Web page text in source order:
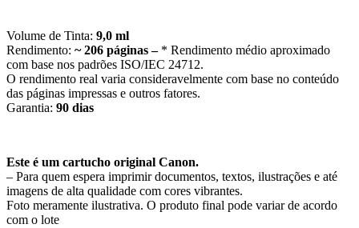
Volume de Tinta: 9,0 ml
Rendimento: ~ 206 páginas – * Rendimento médio aproximado
com base nos padrões ISO/IEC 24712.
O rendimento real varia consideravelmente com base no conteúdo
das páginas impressas e outros fatores.
Garantia: 90 dias
Este é um cartucho original Canon.
– Para quem espera imprimir documentos, textos, ilustrações e até
imagens de alta qualidade com cores vibrantes.
Foto meramente ilustrativa. O produto final pode variar de acordo
com o lote